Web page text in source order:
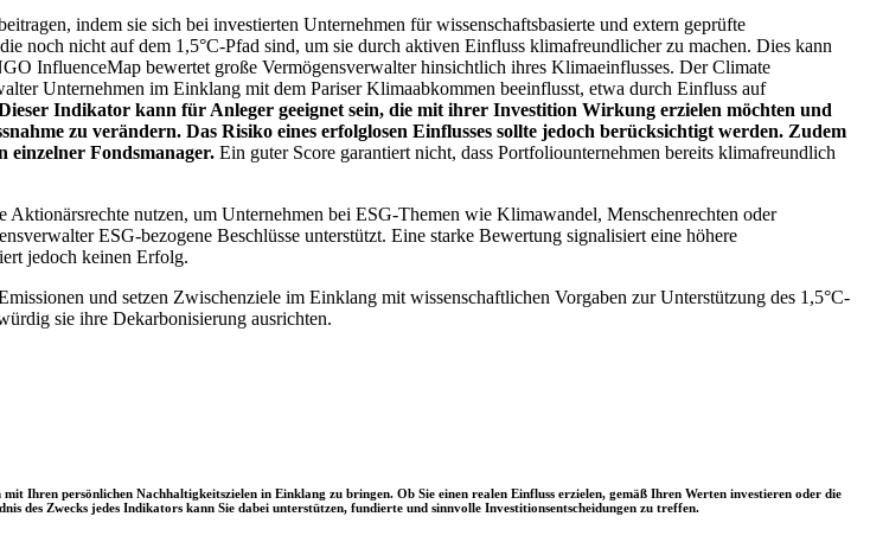
indem sie sich bei investierten Unternehmen für wissenschaftsbasierte und extern geprüfte
noch nicht auf dem 1,5°C-Pfad sind, um sie durch aktiven Einfluss klimafreundlicher zu machen. Dies kann
InfluenceMap bewertet große Vermögensverwalter hinsichtlich ihres Klimaeinflusses. Der Climate
Unternehmen im Einklang mit dem Pariser Klimaabkommen beeinflusst, etwa durch Einfluss auf
Indikator kann für Anleger geeignet sein, die mit ihrer Investition Wirkung erzielen möchten und
zu verändern. Das Risiko eines erfolglosen Einflusses sollte jedoch berücksichtigt werden. Zudem
einzelner Fondsmanager. Ein guter Score garantiert nicht, dass Portfoliounternehmen bereits klimafreundlich
Aktionärsrechte nutzen, um Unternehmen bei ESG-Themen wie Klimawandel, Menschenrechten oder
ESG-bezogene Beschlüsse unterstützt. Eine starke Bewertung signalisiert eine höhere
jedoch keinen Erfolg.
und setzen Zwischenziele im Einklang mit wissenschaftlichen Vorgaben zur Unterstützung des 1,5°C-
sie ihre Dekarbonisierung ausrichten.
Ihren persönlichen Nachhaltigkeitszielen in Einklang zu bringen. Ob Sie einen realen Einfluss erzielen, gemäß Ihren Werten investieren oder die
des Zwecks jedes Indikators kann Sie dabei unterstützen, fundierte und sinnvolle Investitionsentscheidungen zu treffen.